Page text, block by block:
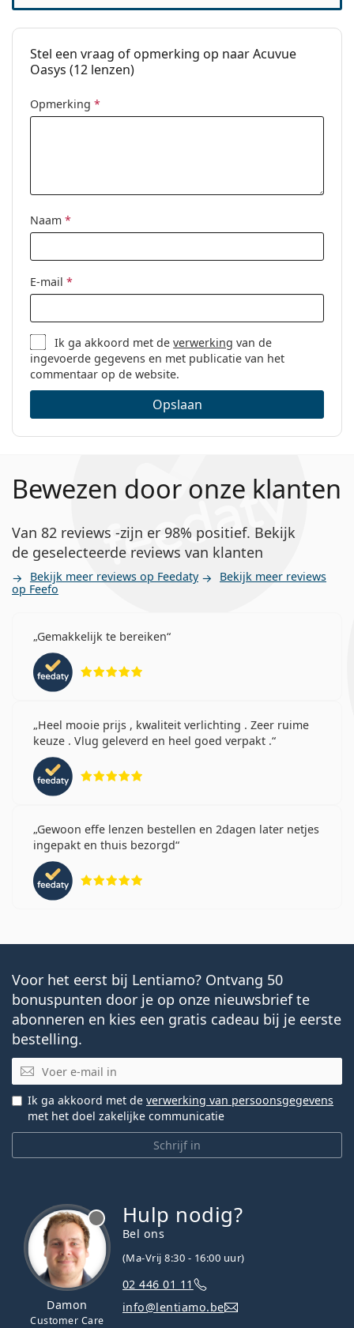
Veelgestelde vragen over Acuvue
Oasys
Hoe lang kunt u Acuvue Oasys dragen??
Wat is beter: Acuvue Moist of Acuvue Oasys met
Hydraclear Plus?
Zijn Acuvue Oasys hetzelfde als Acuvue 2?
Zijn er alternatieven voor Acuvue Oasys?
Andere Acuvue contactlenzen
Klanten die deze lenzen kochten, kochten ook
Solunate Multi-Purpose 400 ml met lenzendoosje
Het is een medisch hulpmiddel. Lees de instructies
Sferische en asferische
contactlenzen
Stel een vraag of opmerking op naar Acuvue
Oasys (12 lenzen)
Opmerking *
Naam *
E-mail *
Ik ga akkoord met deverwerking van de
ingevoerde gegevens en met publicatie van het
commentaar op de website.
Opslaan
Bewezen door onze klanten
Van 82 reviews -zijn er 98% positief. Bekijk
de geselecteerde reviews van klanten
Bekijk meer reviews op Feedaty Bekijk meer reviews
op Feefo
Gemakkelijk te bereiken
Heel mooie prijs , kwaliteit verlichting . Zeer ruime
keuze . Vlug geleverd en heel goed verpakt .
Gewoon effe lenzen bestellen en 2dagen later netjes
ingepakt en thuis bezorgd
Voor het eerst bij Lentiamo? Ontvang 50
bonuspunten door je op onze nieuwsbrief te
abonneren en kies een gratis cadeau bij je eerste
bestelling.
E-mail
Schrijf in
Ik ga akkoord met de verwerking van persoonsgegevens
met het doel zakelijke communicatie
Damon
Customer Care
Hulp nodig?
Bel ons
(Ma-Vrij 8:30 - 16:00 uur)
02 446 01 11
info@lentiamo.be